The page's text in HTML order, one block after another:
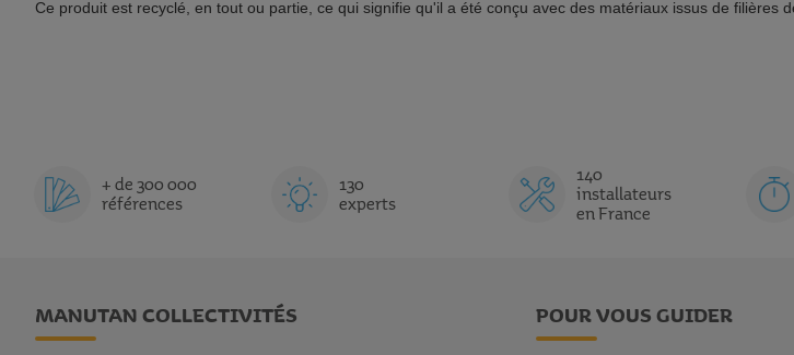
Ce produit est recyclé, en tout ou partie, ce qui signifie qu'il a été conçu avec des matériaux issus de filières
+ de 300 000
références
130
experts
140
installateurs
en France
MANUTAN COLLECTIVITÉS POUR VOUS GUIDER